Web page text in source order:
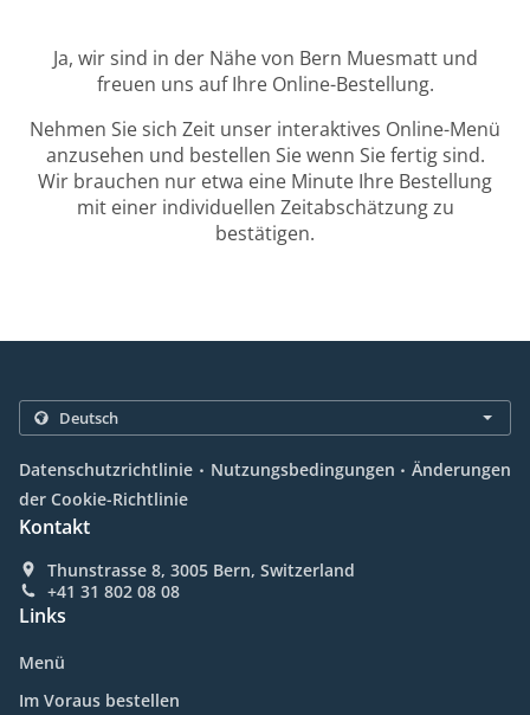
Ja, wir sind in der Nähe von Bern Muesmatt und
freuen uns auf Ihre Online-Bestellung.
Nehmen Sie sich Zeit unser interaktives Online-Menü
anzusehen und bestellen Sie wenn Sie fertig sind.
Wir brauchen nur etwa eine Minute Ihre Bestellung
mit einer individuellen Zeitabschätzung zu
bestätigen.
Datenschutzrichtlinie . Nutzungsbedingungen . Änderungen
der Cookie-Richtlinie
Kontakt
Thunstrasse 8, 3005 Bern, Switzerland
+41 31 802 08 08
Links
Menü
Im Voraus bestellen